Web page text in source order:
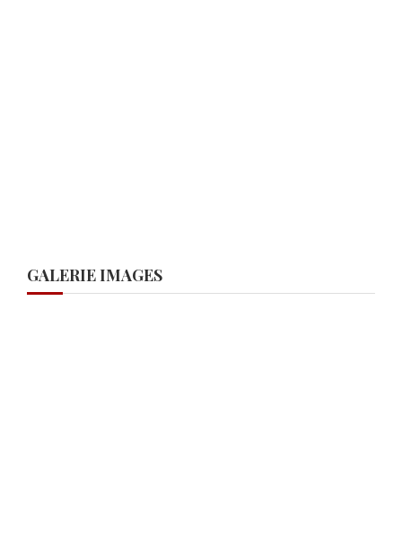
GALERIE IMAGES